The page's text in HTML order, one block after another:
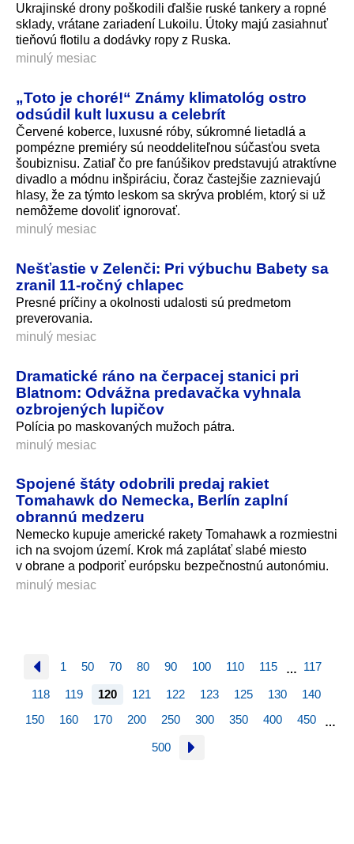
Ukrajinské drony poškodili ďalšie ruské tankery a ropné
sklady, vrátane zariadení Lukoilu. Útoky majú zasiahnuť
tieňovú flotilu a dodávky ropy z Ruska.
minulý mesiac
„Toto je choré!“ Známy klimatológ ostro
odsúdil kult luxusu a celebrít
Červené koberce, luxusné róby, súkromné lietadlá a
pompézne premiéry sú neoddeliteľnou súčasťou sveta
šoubiznisu. Zatiaľ čo pre fanúšikov predstavujú atraktívne
divadlo a módnu inšpiráciu, čoraz častejšie zaznievajú
hlasy, že za týmto leskom sa skrýva problém, ktorý si už
nemôžeme dovoliť ignorovať.
minulý mesiac
Nešťastie v Zelenči: Pri výbuchu Babety sa
zranil 11-ročný chlapec
Presné príčiny a okolnosti udalosti sú predmetom
preverovania.
minulý mesiac
Dramatické ráno na čerpacej stanici pri
Blatnom: Odvážna predavačka vyhnala
ozbrojených lupičov
Polícia po maskovaných mužoch pátra.
minulý mesiac
Spojené štáty odobrili predaj rakiet
Tomahawk do Nemecka, Berlín zaplní
obrannú medzeru
Nemecko kupuje americké rakety Tomahawk a rozmiestni
ich na svojom území. Krok má zaplátať slabé miesto
v obrane a podporiť európsku bezpečnostnú autonómiu.
minulý mesiac
1 50 70 80 90 100 110 115 … 117
118 119 120 121 122 123 125 130
140
150
160 170 200 250 300 350 400 450 …
500